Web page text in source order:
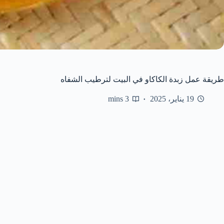
طريقة عمل زبدة الكاكاو في البيت لترطيب الشفاه
19 يناير، 2025 3 mins